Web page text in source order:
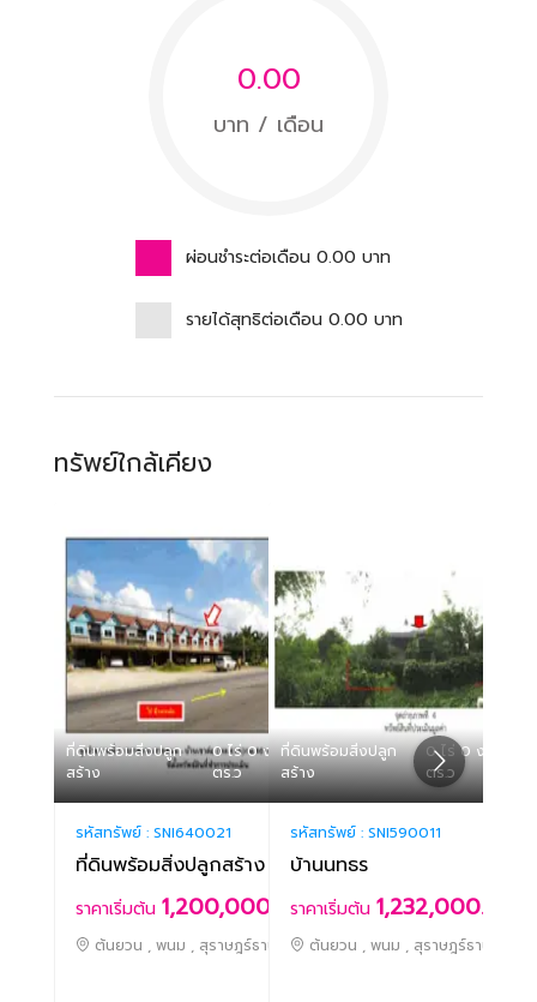
0.00
บาท / เดือน
ผ่อนชำระต่อเดือน 0.00 บาท
รายได้สุทธิต่อเดือน 0.00 บาท
ทรัพย์ใกล้เคียง
ที่ดินพร้อมสิ่งปลูก
สร้าง
0 ไร่ 0 งาน 32
ตร.ว
รหัสทรัพย์ : SNI640021
ที่ดินพร้อมสิ่งปลูกสร้าง
ราคาเริ่มต้น 1,200,000.-
ต้นยวน , พนม , สุราษฎร์ธานี
ที่ดินพร้อมสิ่งปลูก
สร้าง
0 ไร่ 0 งาน 72
ตร.ว
รหัสทรัพย์ : SNI590011
บ้านนทธร
ราคาเริ่มต้น 1,232,000.-
ต้นยวน , พนม , สุราษฎร์ธานี